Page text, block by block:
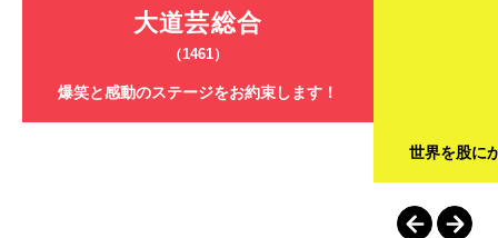
大道芸総合
（1461）
爆笑と感動のステージをお約束します！
世界を股に